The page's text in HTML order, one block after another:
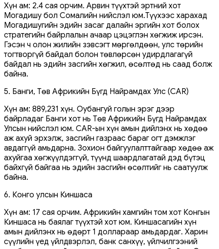
Хүн ам: 2.4 сая орчим. Арвин түүхтэй эртний хот
Могадишу бол Сомалийн нийслэл юм.Түүхээс харахад
Могадишугийн эдийн засаг далайн эргийн хот болох
стратегийн байрлалын ачаар цэцэглэн хөгжиж ирсэн.
Гэсэн ч олон жилийн зэвсэгт мөргөлдөөн, улс төрийн
тогтворгүй байдал болон төвлөрсөн удирдлагагүй
байдал нь эдийн засгийн хөгжил, өсөлтөд нь саад болж
байна.
5. Банги, Төв Африкийн Бүгд Найрамдах Улс (CAR)
Хүн ам: 889,231 хүн. Оубангуй голын эрэг дээр
байрладаг Банги хот нь Төв Африкийн Бүгд Найрамдах
Улсын нийслэл юм. CAR-ын хүн амын дийлэнх нь хөдөө
аж ахуй эрхэлж, засгийн газраас бараг огт дэмжлэг
авдаггүй амьдарна. Зохион байгуулалттайгаар хөдөө аж
ахуйгаа хөгжүүлдэггүй, түүнд шаардлагатай дэд бүтэц
байхгүй байгаа нь эдийн засгийн өсөлтийг нь саатуулж
байна.
6. Конго улсын Киншаса
Хүн ам: 17 сая орчим. Африкийн хамгийн том хот Конгын
Киншаса нь баялаг түүхтэй хот юм. Киншасагийн хүн
амын дийлэнх нь өдөрт 1 доллараар амьдардаг. Харин
сүүлийн үед үйлдвэрлэл, банк санхүү, үйлчилгээний